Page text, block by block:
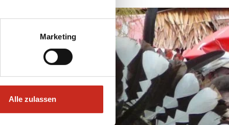
Marketing
Alle zulassen